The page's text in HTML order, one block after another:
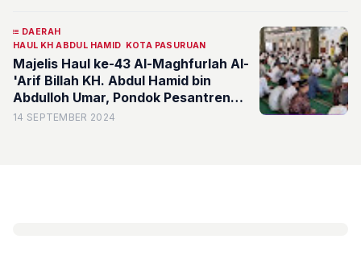
DAERAH
HAUL KH ABDUL HAMID KOTA PASURUAN
Majelis Haul ke-43 Al-Maghfurlah Al-
'Arif Billah KH. Abdul Hamid bin
Abdulloh Umar, Pondok Pesantren
Salafiyah Pasuruan Berlangsung
14 SEPTEMBER 2024